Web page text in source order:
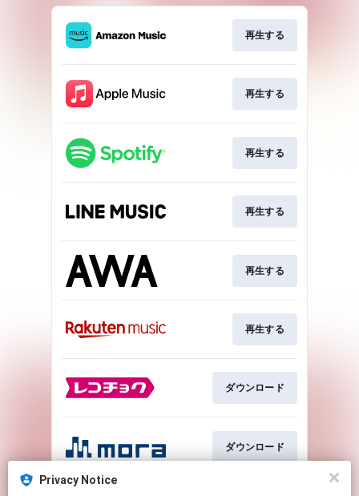
Privacy Notice
再生する
再生する
再生する
再生する
再生する
再生する
ダウンロード
ダウンロード